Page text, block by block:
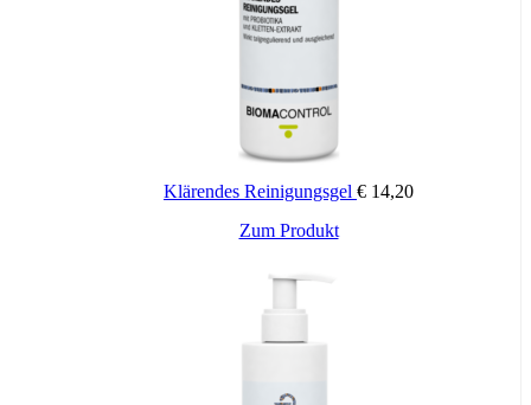
Klärendes Reinigungsgel € 14,20
Zum Produkt